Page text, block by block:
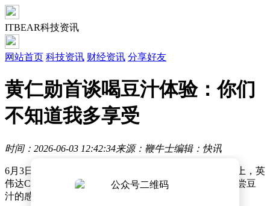
ITBEAR科技资讯
网站首页 科技资讯 财经资讯 分享好友
黄仁勋首谈喝豆汁体验：你们
不知道我多享受
时间：2026-06-03 12:42:34来源：鞭牛士编辑：快讯
6月3日消息，在昨日举办的台北国际电脑展媒体见面会上，英
伟达CEO黄仁勋在演讲时，首度聊起此前在北京打卡品尝豆
汁的感受。